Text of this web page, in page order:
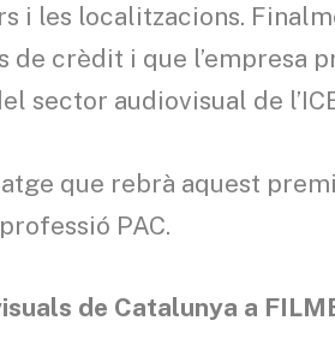
i les localitzacions.
crèdit i que l’empresa
audiovisual de
que rebrà aquest
PAC.
de Catalunya a